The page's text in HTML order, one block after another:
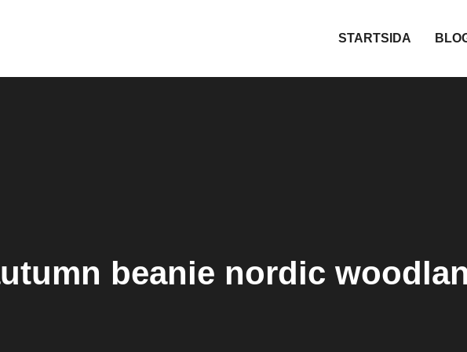
STARTSIDA
beanie nordic